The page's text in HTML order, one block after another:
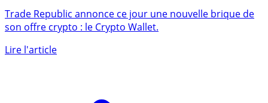
complet
son offre crypto : le Crypto Wallet.